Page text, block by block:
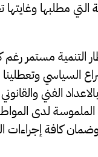
مطلبها وغايتها
التنمية مستمر
السياسي
الفني والقانوني
الملموسة لدى
كافة إجراءات